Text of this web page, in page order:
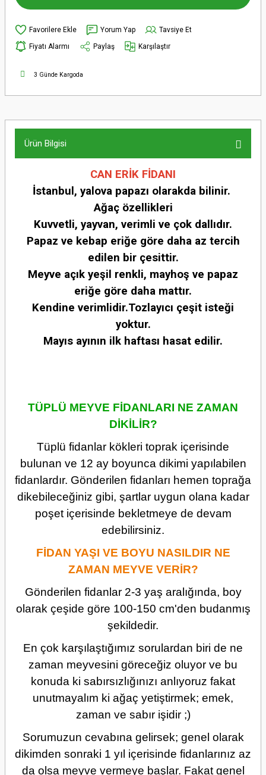
Yorum Yap
Tavsiye Et
Fiyatı Alarmı
Paylaş Karşılaştır
3 Günde Kargoda
Ürün Bilgisi
CAN ERİK FİDANI
İstanbul, yalova papazı olarakda bilinir.
Ağaç özellikleri
Kuvvetli, yayvan, verimli ve çok dallıdır.
Papaz ve kebap eriğe göre daha az tercih
edilen bir çesittir.
Meyve açık yeşil renkli, mayhoş ve papaz
eriğe göre daha mattır.
Kendine verimlidir.Tozlayıcı çeşit isteği
yoktur.
Mayıs ayının ilk haftası hasat edilir.
TÜPLÜ MEYVE FİDANLARI NE ZAMAN
DİKİLİR?
Tüplü fidanlar kökleri toprak içerisinde
bulunan ve 12 ay boyunca dikimi yapılabilen
fidanlardır. Gönderilen fidanları hemen toprağa
dikebileceğiniz gibi, şartlar uygun olana kadar
poşet içerisinde bekletmeye de devam
edebilirsiniz.
FİDAN YAŞI VE BOYU NASILDIR NE
ZAMAN MEYVE VERİR?
Gönderilen fidanlar 2-3 yaş aralığında, boy
olarak çeşide göre 100-150 cm'den budanmış
şekildedir.
En çok karşılaştığımız sorulardan biri de ne
zaman meyvesini göreceğiz oluyor ve bu
konuda ki sabırsızlığınızı anlıyoruz fakat
unutmayalım ki ağaç yetiştirmek; emek,
zaman ve sabır işidir ;)
Sorumuzun cevabına gelirsek; genel olarak
dikimden sonraki 1 yıl içerisinde fidanlarınız az
da olsa meyve vermeye başlar. Fakat genel